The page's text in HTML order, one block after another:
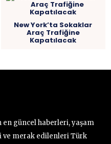
New York’ta Sokaklar
Araç Trafiğine
Kapatılacak
güncel haberleri, yaşam
merak edilenleri Türk